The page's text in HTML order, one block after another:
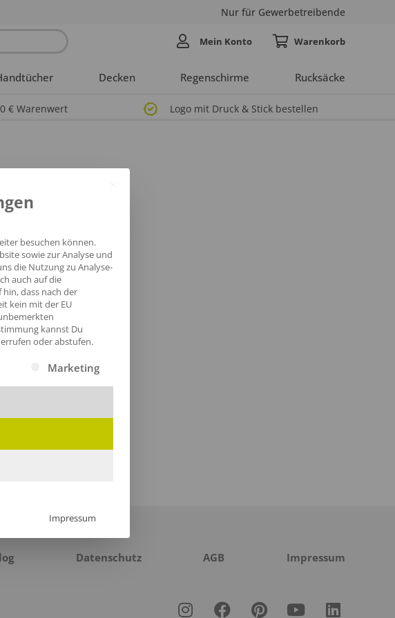
Nur für Gewerbetreibende
Decken Regenschirme Rucksäcke
Mein Konto
€ Warenwert Logo mit Druck & Stick bestellen
Datenschutz AGB Impressum
besuchen können.
sowie zur Analyse und
die Nutzung zu Analyse-
auch auf die
dass nach der
kein mit der EU
kannst Du
oder abstufen.
erteilt werden kann. Die erste Service-Gruppe ist essenziell und kann
Marketing
Impressum